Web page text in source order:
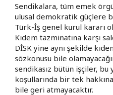
Sendikalara, tüm emek
ulusal demokratik güçlere
Türk-İş genel kurul kararı
Kıdem tazminatına karşı
DİSK yine aynı şekilde
sözkonusu bile
sendikasız bütün işçiler, bu
koşullarında bir tek
bile geri atmayacaktır.